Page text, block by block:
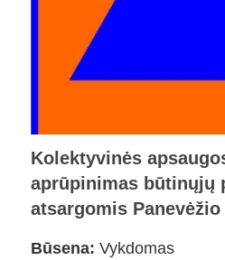
Kolektyvinės
aprūpinimas būtinųjų
atsargomis
Būsena: Vykdomas